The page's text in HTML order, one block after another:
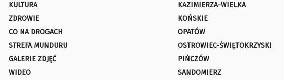
KULTURA
ZDROWIE
CO NA DROGACH
STREFA MUNDURU
GALERIE ZDJĘĆ
WIDEO
KAZIMIERZA-WIELKA
KOŃSKIE
OPATÓW
OSTROWIEC-ŚWIĘTOKRZYSKI
PIŃCZÓW
SANDOMIERZ